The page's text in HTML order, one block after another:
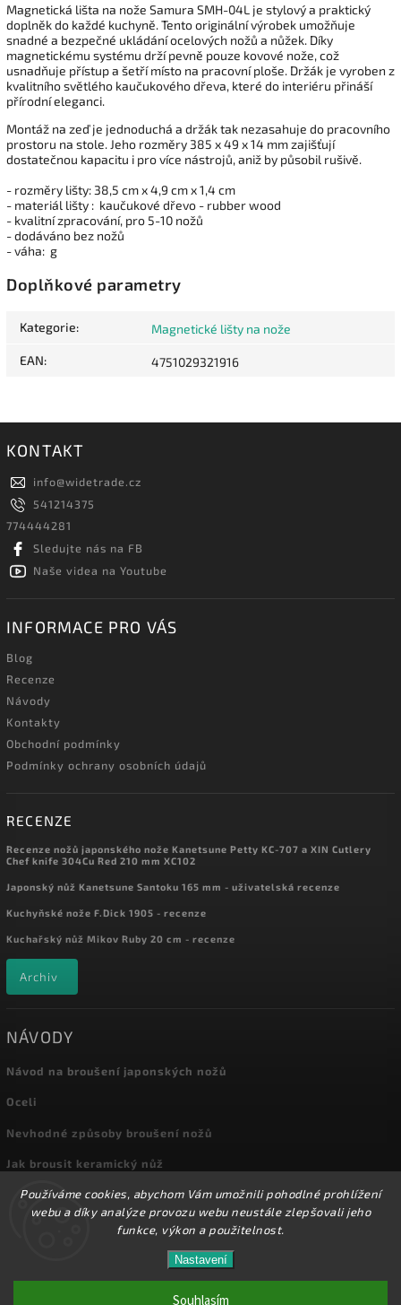
Používáme cookies, abychom Vám umožnili pohodlné prohlížení
webu a díky analýze provozu webu neustále zlepšovali jeho
funkce, výkon a použitelnost.
Nastavení
Souhlasím
Přes 8000 nožů a dalšího příslušenství máme skladem
na prodejně! Doprava od 72,-Kč!
Magnetická lišta na nože Samura SMH-04L je stylový a praktický
doplněk do každé kuchyně. Tento originální výrobek umožňuje
snadné a bezpečné ukládání ocelových nožů a nůžek. Díky
magnetickému systému drží pevně pouze kovové nože, což
usnadňuje přístup a šetří místo na pracovní ploše. Držák je vyroben z
kvalitního světlého kaučukového dřeva, které do interiéru přináší
přírodní eleganci.
Montáž na zeď je jednoduchá a držák tak nezasahuje do pracovního
prostoru na stole. Jeho rozměry 385 x 49 x 14 mm zajišťují
dostatečnou kapacitu i pro více nástrojů, aniž by působil rušivě.
- rozměry lišty: 38,5 cm x 4,9 cm x 1,4 cm
- materiál lišty : kaučukové dřevo - rubber wood
- kvalitní zpracování, pro 5-10 nožů
- dodáváno bez nožů
- váha: g
Doplňkové parametry
Kategorie: Magnetické lišty na nože
EAN: 4751029321916
KONTAKT
info@widetrade.cz
541214375
774444281
Sledujte nás na FB
Naše videa na Youtube
INFORMACE PRO VÁS
Blog
Recenze
Návody
Kontakty
Obchodní podmínky
Podmínky ochrany osobních údajů
RECENZE
Recenze nožů japonského nože Kanetsune Petty KC-707 a XIN Cutlery
Chef knife 304Cu Red 210 mm XC102
Japonský nůž Kanetsune Santoku 165 mm - uživatelská recenze
Kuchyňské nože F.Dick 1905 - recenze
Kuchařský nůž Mikov Ruby 20 cm - recenze
Archiv
NÁVODY
Návod na broušení japonských nožů
Oceli
Nevhodné způsoby broušení nožů
Jak brousit keramický nůž
Archiv
Kuchyňské nože. Všechna práva vyhrazena.